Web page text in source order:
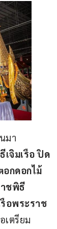
มา
เจิมเรือ ปิด
อกดอกไม้
าชพิธี
รือพระราช
เตรียม